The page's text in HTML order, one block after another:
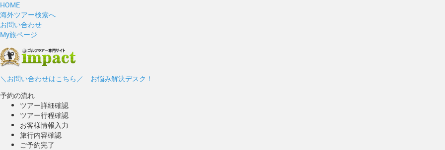
HOME
海外ツアー検索へ
お問い合わせ
My旅ページ
＼お問い合わせはこちら／ お悩み解決デスク！
予約の流れ
ツアー詳細確認
ツアー行程確認
お客様情報入力
旅行内容確認
ご予約完了